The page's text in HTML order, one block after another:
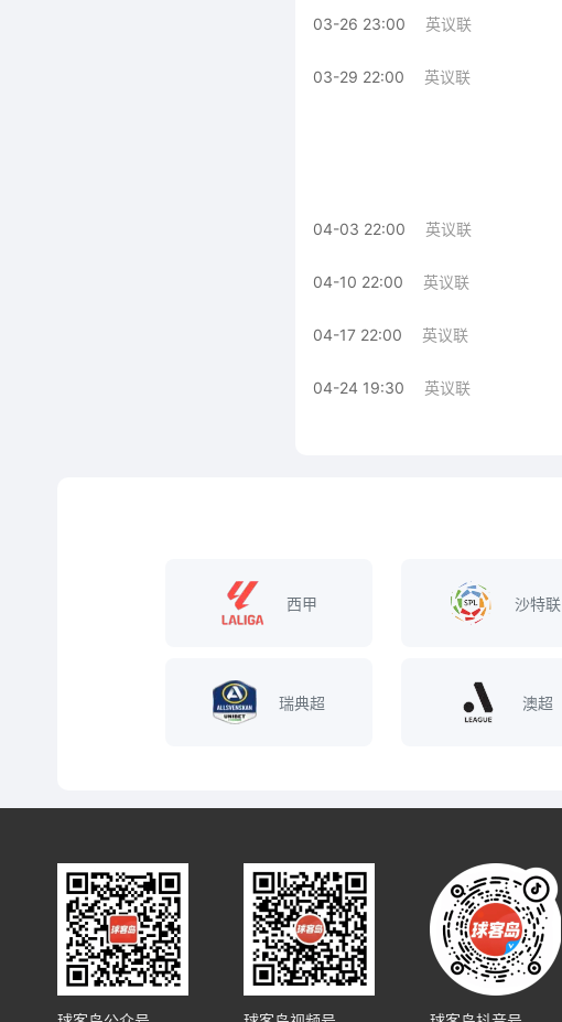
03-26 23:00 英议联
03-29 22:00 英议联
04-03 22:00 英议联
04-10 22:00 英议联
04-17 22:00 英议联
04-24 19:30 英议联
西甲 沙特联
瑞典超 澳超